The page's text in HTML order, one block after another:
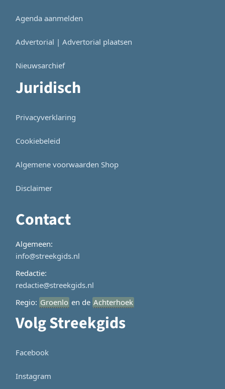
Agenda aanmelden
Advertorial | Advertorial plaatsen
Nieuwsarchief
Juridisch
Privacyverklaring
Cookiebeleid
Algemene voorwaarden Shop
Disclaimer
Contact
Algemeen:
info@streekgids.nl
Redactie:
redactie@streekgids.nl
Regio: Groenlo en de Achterhoek
Volg Streekgids
Facebook
Instagram